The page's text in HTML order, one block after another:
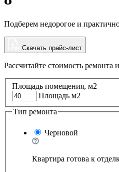
Подберем недорогое и
Скачать прайс-лист
Рассчитайте стоимость ремонта и
Площадь помещения, м2
Площадь м2
Тип ремонта
Черновой
Квартира готова к